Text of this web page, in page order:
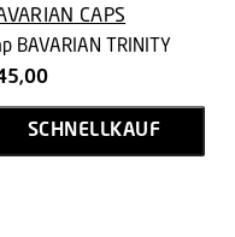
CAPS
BAVARIAN TRINITY
SCHNELLKAUF